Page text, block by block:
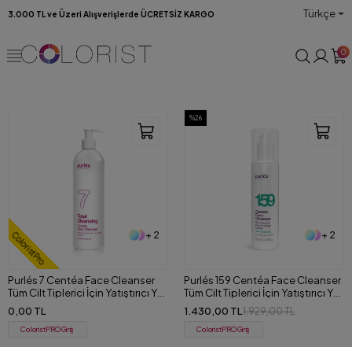
3.000 TL ve Üzeri Alışverişlerde ÜCRETSİZ KARGO Türkçe
0
ColoristPro + 2
Purlés 7 Centéa Face Cleanser
Tüm Cilt Tiplerici İçin Yatıştırıcı Yüz
ve Makyaj Temizleme Jeli 500 ml
0,00 TL
ColoristPRO Giriş
%26
+ 2
Purlés 159 Centéa Face Cleanser
Tüm Cilt Tiplerici İçin Yatıştırıcı Yüz
ve Makyaj Temizleme Jeli 200 ml
1.430,00 TL 1.929,00 TL
ColoristPRO Giriş